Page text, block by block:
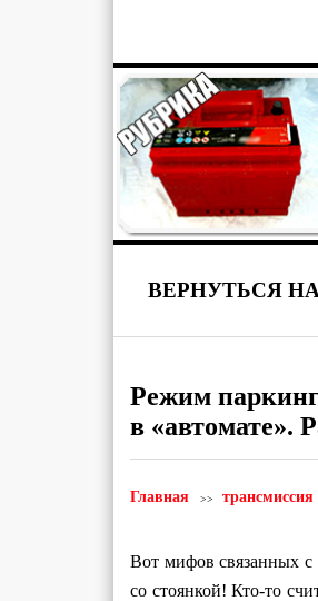
ВЕРНУТЬСЯ
Режим
в «автомате».
Главная
Вот мифов связанных с
со стоянкой! Кто-то